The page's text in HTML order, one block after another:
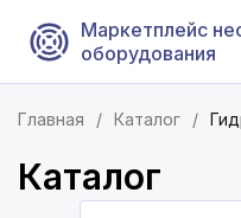
Маркетплейс
оборудования
Главная Каталог
Каталог